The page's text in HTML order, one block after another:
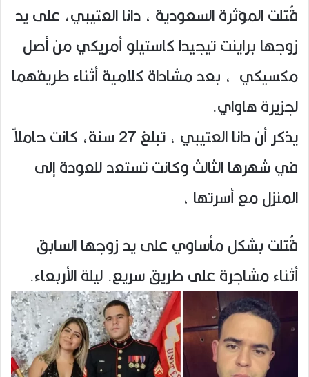
قُتلت المؤثرة السعودية ، دانا العتيبي، على يد
زوجها براينت تيجيدا كاستيلو أمريكي من أصل
مكسيكي ، بعد مشاداة كلامية أثناء طريقهما
لجزيرة هاواي.
يذكر أن دانا العتيبي ، تبلغ 27 سنة، كانت حاملاً
في شهرها الثالث وكانت تستعد للعودة إلى
المنزل مع أسرتها ،
قُتلت بشكل مأساوي على يد زوجها السابق
أثناء مشاجرة على طريق سريع. ليلة الأربعاء.